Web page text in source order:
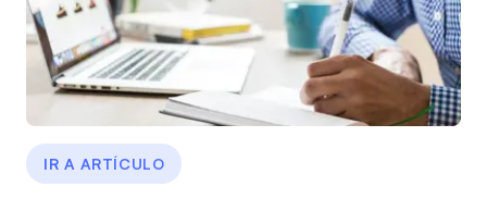
IR A ARTÍCULO